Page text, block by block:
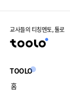
교사들의 티칭멘토, 툴로
TOOLO
홈